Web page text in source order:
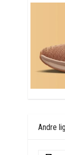
Andre